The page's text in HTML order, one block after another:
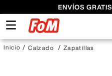
ENVÍOS GRATIS
Calzado Zapatillas